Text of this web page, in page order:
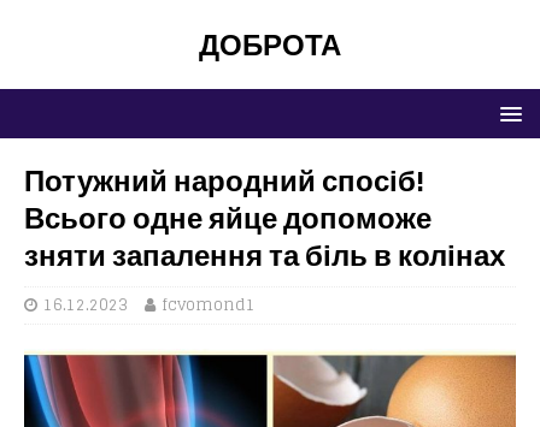
ДОБРОТА
Потужний народний спосіб!
Всього одне яйце допоможе
зняти запалення та біль в колінах
16.12.2023 fcvomond1